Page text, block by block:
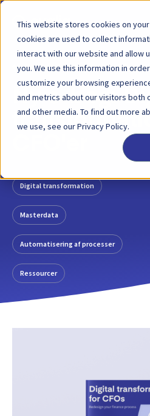
This website stores cookies on
cookies are used to collect
interact with our website and allow
you. We use this information in
customize your browsing
and metrics about our visitors both
and other media. To find out more
we use, see our Privacy Policy.
TILBAGE BLOGINDLÆG
Ny e-bog:
Digital transformation
Masterdata
Automatisering af processer
Ressourcer